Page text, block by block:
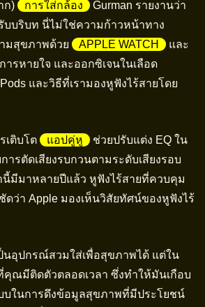
ก) การใส่กล้อง
Gurman รายงานว่า
บบริบท นี่ไม่ใช่ความก้าวหน้าทาง
มสุขภาพด้วย
APPLE WATCH
และ
รหายใจ และออกซิเจนในเลือด
และวิธีที่เรามองหูฟังไร้สายโดย
เติบโต แอปคู่หู
ช่วยปรับแต่ง EQ ใน
รตัดเสียงรบกวนตามระดับเสียงรอบ
นี้มีมาหลายปีแล้ว หูฟังไร้สายที่ควบคุม
ดว่า Apple มองเห็นวิสัยทัศน์ของหูฟังไร้
นอุปกรณ์สวมใส่เพื่อสุขภาพได้ แต่ใน
คุณมีติดตัวตลอดเวลา ซึ่งทำให้มันเกือบ
ในการดึงข้อมูลสุขภาพที่มีประโยชน์